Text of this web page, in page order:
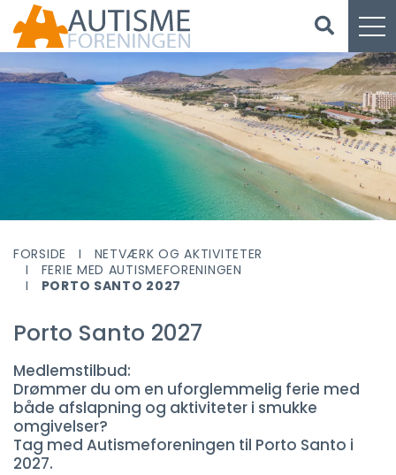
FORSIDE
NETVÆRK OG AKTIVITETER
FERIE MED AUTISMEFORENINGEN
PORTO SANTO 2027
Porto Santo 2027
Medlemstilbud:
Drømmer du om en uforglemmelig ferie med
både afslapning og aktiviteter i smukke
omgivelser?
Tag med Autismeforeningen til Porto Santo i
2027.